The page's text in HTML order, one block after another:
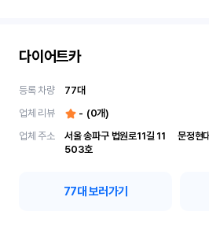
다이어트카
등록 차량 77대
업체 리뷰
- (0개)
업체 주소
서울 송파구 법원로11길 11	문정현대지식산업센터1-1 B동
503호
77대 보러가기